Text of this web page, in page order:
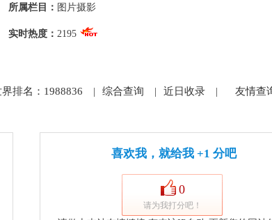
所属栏目： 图片摄影
实时热度： 2195
界排名：1988836 | 综合查询 | 近日收录 | 友情查
喜欢我，就给我 +1 分吧
0
请为我打分吧！